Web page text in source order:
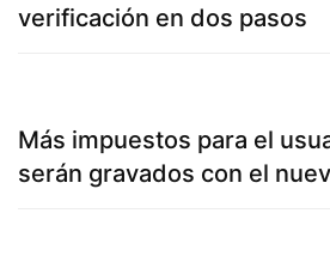
verificación en dos pasos
Más impuestos para el
serán gravados con el